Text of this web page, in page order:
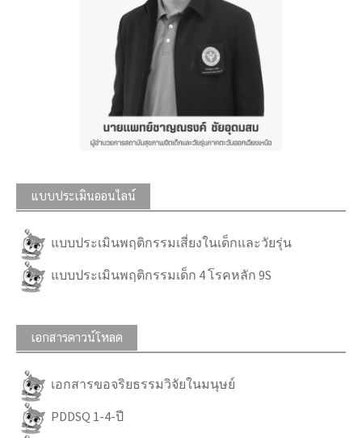
แบบประเมินออนไลน์
แบบประเมินพฤติกรรมเสี่ยงในเด็กและวัยรุ่น
แบบประเมินพฤติกรรมเด็ก 4 โรคหลัก 9S
เอกสารดาวน์โหลด
เอกสารขอจริยธรรมวิจัยในมนุษย์
PDDSQ 1-4-ปี